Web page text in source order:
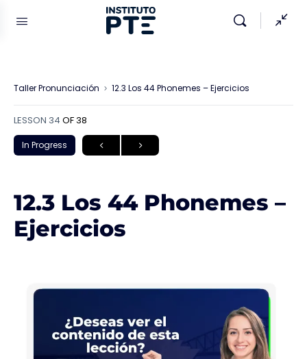
Taller Pronunciación 12.3 Los 44 Phonemes – Ejercicios
LESSON 34 OF 38
In Progress
12.3 Los 44 Phonemes –
Ejercicios